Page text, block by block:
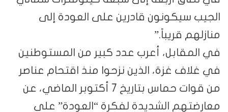
الجيب سيكونون قادرين على العودة إلى
منازلهم قريباً.”
في المقابل، أعرب عدد كبير من المستوطنين
في غلاف غزة، الذين نزحوا منذ اقتحام عناصر
من قوات حماس بتاريخ 7 أكتوبر الماضي، عن
معارضتهم الشديدة لفكرة “العودة” على